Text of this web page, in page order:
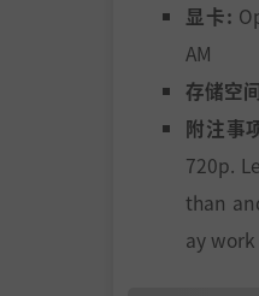
显卡:
AM
存储空
附注事
720p.
than
ay